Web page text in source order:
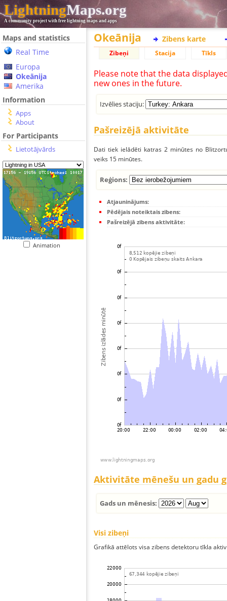
LightningMaps.org
A community project with free lightning maps and apps
Maps and statistics
Real Time
Europa
Okeānija
Amerika
Information
Apps
About
For Participants
Lietotājvārds
Animation
Okeānija Zibens karte
Zibeņi Stacija Tīkls
Please note that the data
new ones in the future.
Izvēlies staciju:
Pašreizējā aktivitāte
Dati tiek ielādēti katras 2 minūtes no
veiks 15 minūtes.
Reģions:
Atjauninājums:
Pēdējais noteiktais zibens:
Pašreizējā zibens aktivitāte:
Aktivitāte mēnešu un gadu
Gads un mēnesis:
Visi zibeņi
Grafikā attēlots visa zibens detektoru tīkla